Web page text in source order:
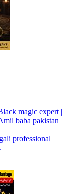
magic expert |
baba pakistan
professional